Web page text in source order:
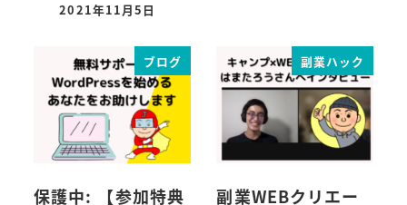
2021年11月5日
ブログ
保護中: 【参加特典
副業ハック
副業WEBクリエー